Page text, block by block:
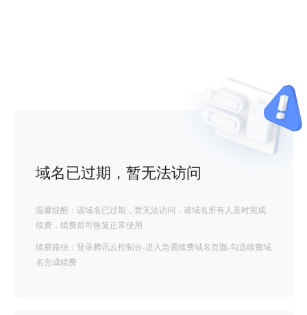
域名已过期，暂无法访问
温馨提醒：该域名已过期，暂无法访问，请域名所有人及时完成
续费，续费后可恢复正常使用
续费路径：登录腾讯云控制台-进入急需续费域名页面-勾选续费域
名完成续费